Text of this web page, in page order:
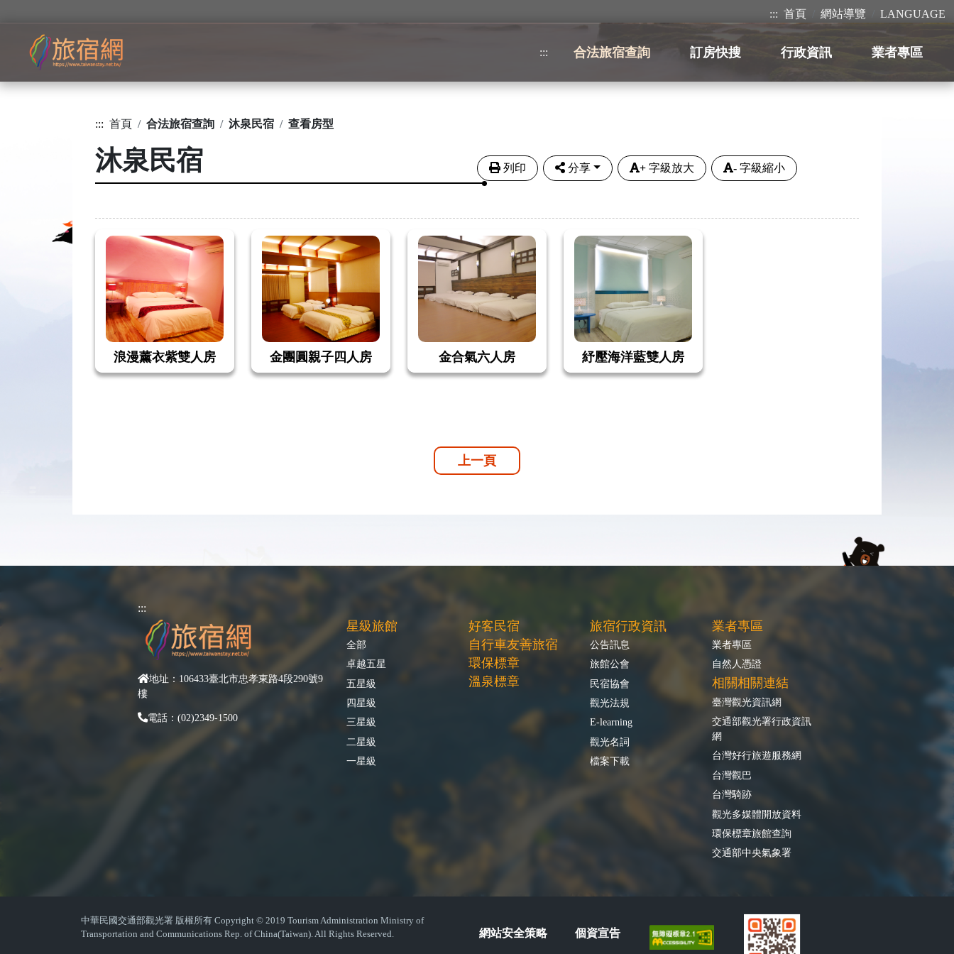
::: 首頁 網站導覽 LANGUAGE
::: 合法旅宿查詢 訂房快搜 行政資訊 業者專區
::: 首頁 合法旅宿查詢 沐泉民宿 查看房型
沐泉民宿 列印 分享 + 字級放大 - 字級縮小
浪漫薰衣紫雙人房 金團圓親子四人房 金合氣六人房 紓壓海洋藍雙人房
上一頁
:::
地址：106433臺北市忠孝東路4段290號9
樓
電話：(02)2349-1500
星級旅館
全部
卓越五星
五星級
四星級
三星級
二星級
一星級
好客民宿
自行車友善旅宿
環保標章
溫泉標章
旅宿行政資訊
公告訊息
旅館公會
民宿協會
觀光法規
E-learning
觀光名詞
檔案下載
業者專區
業者專區
自然人憑證
相關相關連結
臺灣觀光資訊網
交通部觀光署行政資訊
網
台灣好行旅遊服務網
台灣觀巴
台灣騎跡
觀光多媒體開放資料
環保標章旅館查詢
交通部中央氣象署
中華民國交通部觀光署 版權所有 Copyright © 2019 Tourism Administration Ministry of
Transportation and Communications Rep. of China(Taiwan). All Rights Reserved.
網站安全策略 個資宣告